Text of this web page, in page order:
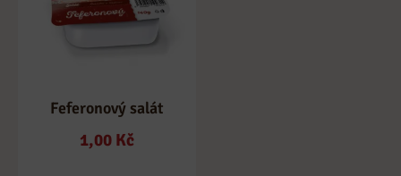
Feferonový salát
1,00 Kč